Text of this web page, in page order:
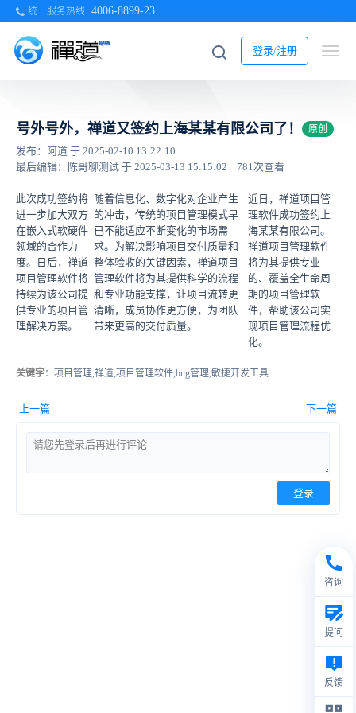
统一服务热线 4006-8899-23
登录/注册
号外号外，禅道又签约上海某某有限公司了！ 原创
发布：阿道 于 2025-02-10 13:22:10
最后编辑：陈哥聊测试 于 2025-03-13 15:15:02
781次查看
近日，禅道项目管
理软件成功签约上
海某某有限公司。
禅道项目管理软件
将为其提供专业
的、覆盖全生命周
期的项目管理软
件，帮助该公司实
现项目管理流程优
化。
随着信息化、数字化对企业产生
的冲击，传统的项目管理模式早
已不能适应不断变化的市场需
求。为解决影响项目交付质量和
整体验收的关键因素，禅道项目
管理软件将为其提供科学的流程
和专业功能支撑，让项目流转更
清晰，成员协作更方便，为团队
带来更高的交付质量。
此次成功签约将
进一步加大双方
在嵌入式软硬件
领域的合作力
度。日后，禅道
项目管理软件将
持续为该公司提
供专业的项目管
理解决方案。
关键字：项目管理,禅道,项目管理软件,bug管理,敏捷开发工具
上一篇 下一篇
登录
咨询
提问
反馈